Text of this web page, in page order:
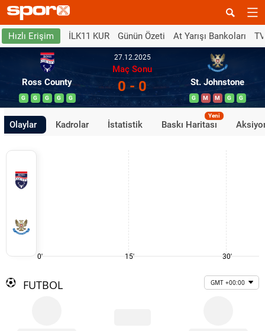
Hızlı Erişim İLK11 KUR Günün Özeti At Yarışı Bankoları
Ross County
G G G G G
27.12.2025
Maç Sonu
0 - 0 St. Johnstone
G M M G G
Olaylar Kadrolar İstatistik Baskı Haritası
Yeni
0' 15' 30'
FUTBOL GMT +00:00